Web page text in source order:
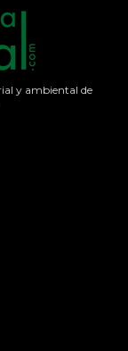
y ambiental de